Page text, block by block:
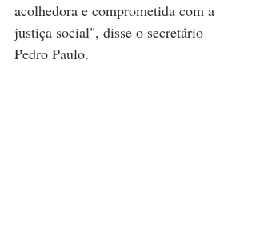
acolhedora e comprometida com a
justiça social", disse o secretário
Pedro Paulo.